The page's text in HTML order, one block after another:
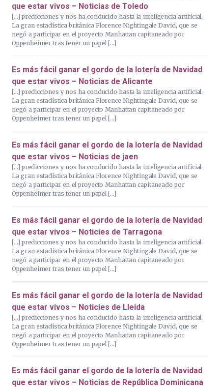
que estar vivos – Noticias de Toledo
[…] predicciones y nos ha conducido hasta la inteligencia artificial.
La gran estadística británica Florence Nightingale David, que se
negó a participar en el proyecto Manhattan capitaneado por
Oppenheimer tras tener un papel […]
Es más fácil ganar el gordo de la lotería de Navidad
que estar vivos – Noticias de Alicante
[…] predicciones y nos ha conducido hasta la inteligencia artificial.
La gran estadística británica Florence Nightingale David, que se
negó a participar en el proyecto Manhattan capitaneado por
Oppenheimer tras tener un papel […]
Es más fácil ganar el gordo de la lotería de Navidad
que estar vivos – Noticias de jaen
[…] predicciones y nos ha conducido hasta la inteligencia artificial.
La gran estadística británica Florence Nightingale David, que se
negó a participar en el proyecto Manhattan capitaneado por
Oppenheimer tras tener un papel […]
Es más fácil ganar el gordo de la lotería de Navidad
que estar vivos – Noticies de Tarragona
[…] predicciones y nos ha conducido hasta la inteligencia artificial.
La gran estadística británica Florence Nightingale David, que se
negó a participar en el proyecto Manhattan capitaneado por
Oppenheimer tras tener un papel […]
Es más fácil ganar el gordo de la lotería de Navidad
que estar vivos – Noticies de Lleida
[…] predicciones y nos ha conducido hasta la inteligencia artificial.
La gran estadística británica Florence Nightingale David, que se
negó a participar en el proyecto Manhattan capitaneado por
Oppenheimer tras tener un papel […]
Es más fácil ganar el gordo de la lotería de Navidad
que estar vivos – Noticias de República Dominicana